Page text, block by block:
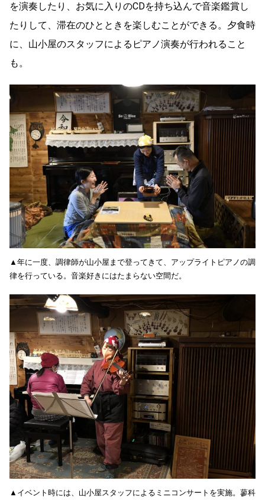
を演奏したり、お気に入りのCDを持ち込んで音楽鑑賞し
たりして、滞在のひとときを楽しむことができる。夕食時
に、山小屋のスタッフによるピアノ演奏が行われること
も。
▲年に一度、調律師が山小屋まで登ってきて、アップライトピアノの調
律を行っている。音楽好きにはたまらない空間だ。
▲イベント時には、山小屋スタッフによるミニコンサートを実施。蓼科